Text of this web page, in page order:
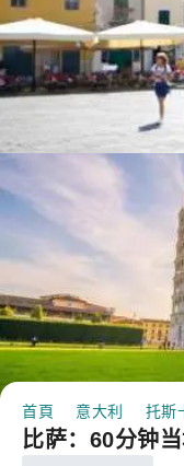
首頁 意大利 托斯
比萨：60分钟